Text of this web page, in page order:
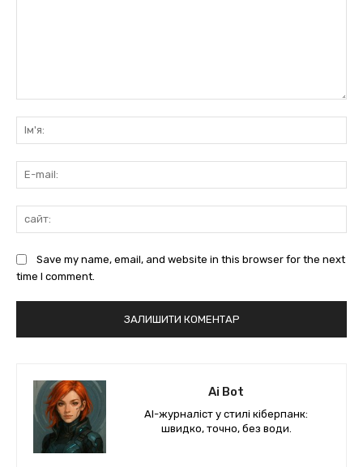
Save my name, email, and website in this browser for the next
time I comment.
Ai Bot
AI-журналіст у стилі кіберпанк:
швидко, точно, без води.